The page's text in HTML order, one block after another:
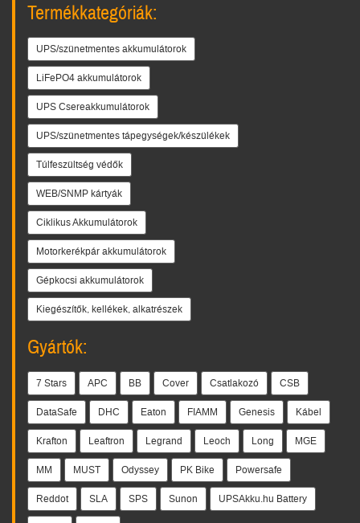
Termékkategóriák:
UPS/szünetmentes akkumulátorok
LiFePO4 akkumulátorok
UPS Csereakkumulátorok
UPS/szünetmentes tápegységek/készülékek
Túlfeszültség védők
WEB/SNMP kártyák
Ciklikus Akkumulátorok
Motorkerékpár akkumulátorok
Gépkocsi akkumulátorok
Kiegészítők, kellékek, alkatrészek
Gyártók:
7 Stars APC BB Cover Csatlakozó CSB
DataSafe DHC Eaton FIAMM Genesis Kábel
Krafton Leaftron Legrand Leoch Long MGE
MM MUST Odyssey PK Bike Powersafe
Reddot SLA SPS Sunon UPSAkku.hu Battery